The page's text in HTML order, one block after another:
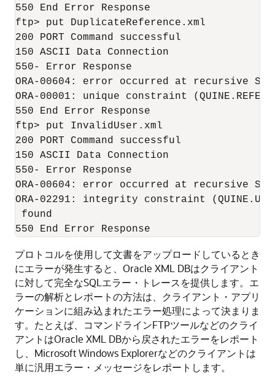
550 End Error Response
ftp> put DuplicateReference.xml
200 PORT Command successful
150 ASCII Data Connection
550- Error Response
ORA-00604: error occurred at recursive
ORA-00001: unique constraint
550 End Error Response
ftp> put InvalidUser.xml
200 PORT Command successful
150 ASCII Data Connection
550- Error Response
ORA-00604: error occurred at recursive
ORA-02291: integrity constraint
found
プロトコルを使用して文書をアップロードしているとき
にエラーが発生すると、Oracle XML DBはクライアント
に対して完全なSQLエラー・トレースを提供します。エ
ラーの解析とレポートの方法は、クライアント・アプリ
ケーションに組み込まれたエラー処理によって決まりま
す。たとえば、コマンドラインFTPツールなどのクライ
アントはOracle XML DBから戻されたエラーをレポート
し、Microsoft Windows Explorerなどのクライアントは
単に汎用エラー・メッセージをレポートします。